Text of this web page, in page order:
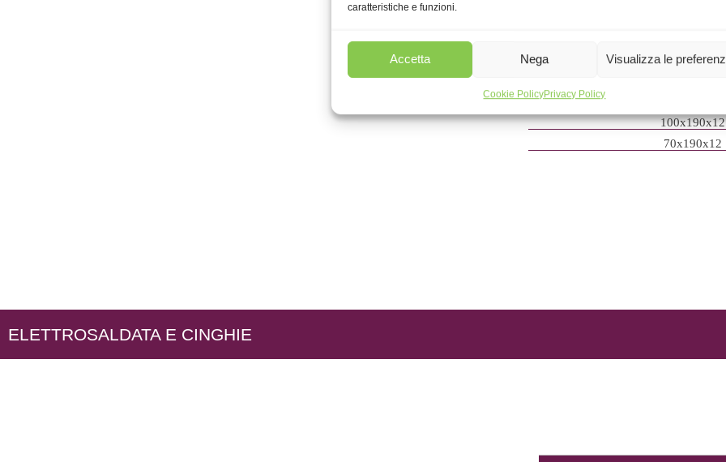
caratteristiche e funzioni.
Accetta Nega Visualizza le
Cookie PolicyPrivacy Policy
160x190x12
100x190x12
70x190x12
ELETTROSALDATA E CINGHIE